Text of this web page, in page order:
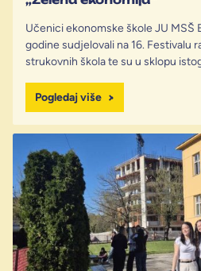
Učenici ekonomske škole JU MSŠ
godine sudjelovali na 16. Festivalu
strukovnih škola te su u sklopu
Pogledaj više